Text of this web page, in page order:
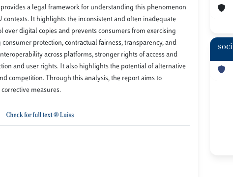
a legal framework for understanding this phenomenon
It highlights the inconsistent and often inadequate
digital copies and prevents consumers from exercising
protection, contractual fairness, transparency, and
across platforms, stronger rights of access and
and user rights. It also highlights the potential of alternative
competition. Through this analysis, the report aims to
measures.